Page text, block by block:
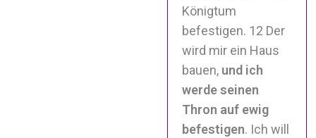
Königtum
befestigen. 12 Der
wird mir ein Haus
bauen, und ich
werde seinen
Thron auf ewig
befestigen. Ich will